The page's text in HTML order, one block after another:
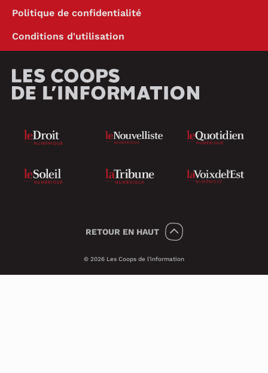
Politique de confidentialité
Conditions d'utilisation
RETOUR EN HAUT
© 2026 Les Coops de l'information